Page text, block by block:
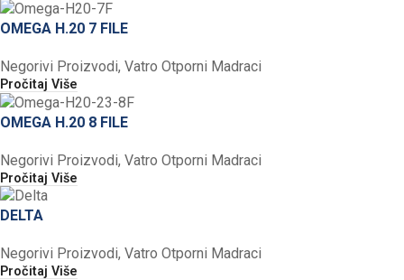
OMEGA H.20 7 FILE
Negorivi Proizvodi, Vatro Otporni Madraci
Pročitaj Više
OMEGA H.20 8 FILE
Negorivi Proizvodi, Vatro Otporni Madraci
Pročitaj Više
DELTA
Negorivi Proizvodi, Vatro Otporni Madraci
Pročitaj Više